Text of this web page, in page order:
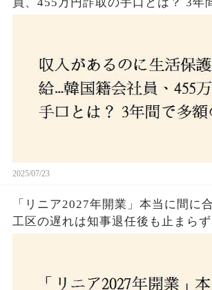
2025/07/23
「リニア2027年開業」本当に間に
工区の遅れは知事退任後も止まら